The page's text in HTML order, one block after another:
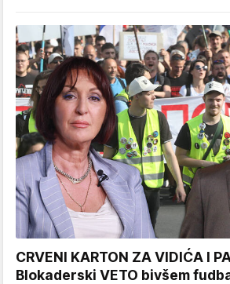
CRVENI KARTON ZA VIDIĆA I
Blokaderski VETO bivšem